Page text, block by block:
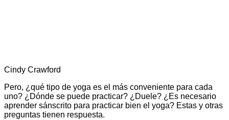
Cindy Crawford
Pero, ¿qué tipo de yoga es el más conveniente para cada
uno? ¿Dónde se puede practicar? ¿Duele? ¿Es necesario
aprender sánscrito para practicar bien el yoga? Estas y otras
preguntas tienen respuesta.